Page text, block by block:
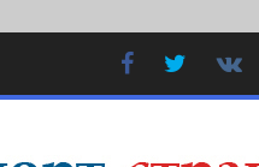
Facebook